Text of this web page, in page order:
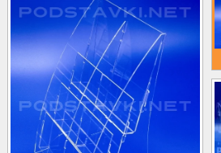
Різні підставки
Під поліграфію
Кишені
А4 формат
А5 формат
А6 формат